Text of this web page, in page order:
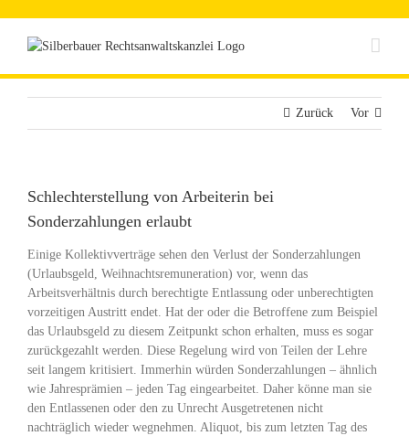
springen
Zurück Vor
Schlechterstellung von Arbeiterin bei
Sonderzahlungen erlaubt
Einige Kollektivverträge sehen den Verlust der Sonderzahlungen
(Urlaubsgeld, Weihnachtsremuneration) vor, wenn das
Arbeitsverhältnis durch berechtigte Entlassung oder unberechtigten
vorzeitigen Austritt endet. Hat der oder die Betroffene zum Beispiel
das Urlaubsgeld zu diesem Zeitpunkt schon erhalten, muss es sogar
zurückgezahlt werden. Diese Regelung wird von Teilen der Lehre
seit langem kritisiert. Immerhin würden Sonderzahlungen – ähnlich
wie Jahresprämien – jeden Tag eingearbeitet. Daher könne man sie
den Entlassenen oder den zu Unrecht Ausgetretenen nicht
nachträglich wieder wegnehmen. Aliquot, bis zum letzten Tag des